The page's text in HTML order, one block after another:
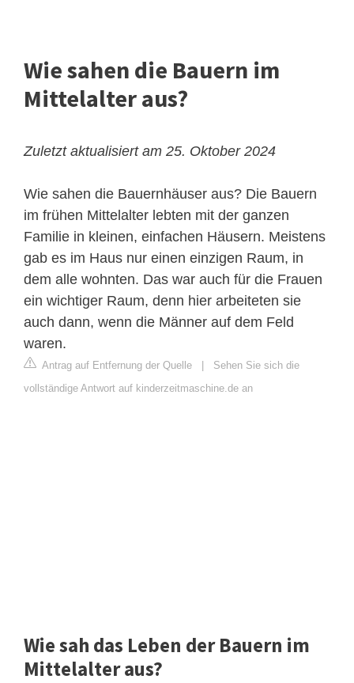
Wie sahen die Bauern im
Mittelalter aus?
Zuletzt aktualisiert am 25. Oktober 2024
Wie sahen die Bauernhäuser aus? Die Bauern
im frühen Mittelalter lebten mit der ganzen
Familie in kleinen, einfachen Häusern. Meistens
gab es im Haus nur einen einzigen Raum, in
dem alle wohnten. Das war auch für die Frauen
ein wichtiger Raum, denn hier arbeiteten sie
auch dann, wenn die Männer auf dem Feld
waren.
Antrag auf Entfernung der Quelle
Sehen Sie sich die
vollständige Antwort auf kinderzeitmaschine.de an
Wie sah das Leben der Bauern im
Mittelalter aus?